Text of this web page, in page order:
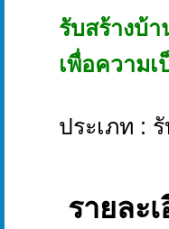
รับสร้างบ้
เพื่อความ
ประเภท :
รายละ